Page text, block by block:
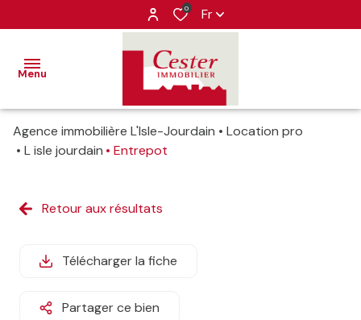
0 Fr
Menu
VENTES
IMMOBILIER
ALERTE-
Agence immobilière L'Isle-Jourdain
Location pro
L isle jourdain
Entrepot
Retour aux résultats
Télécharger la fiche
Partager ce bien